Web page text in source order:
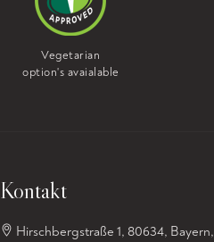
Vegetarian
option's avaialable
Kontakt
Hirschbergstraße 1, 80634, Bayern,